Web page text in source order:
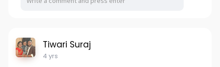
Tiwari Suraj
4 yrs